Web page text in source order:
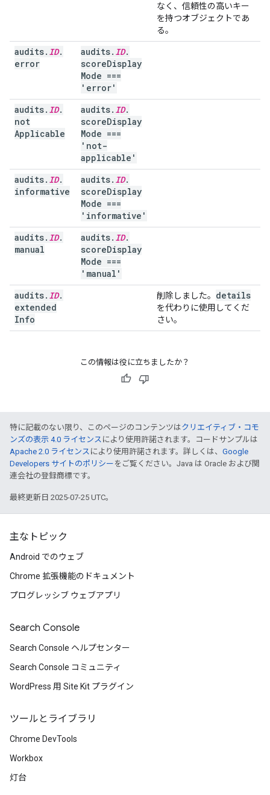
なく、信頼性の高いキー
を持つオブジェクトであ
る。
audits. ID.
error
audits. ID.
scoreDisplay
Mode ===
'error'
audits. ID.
not
Applicable
audits. ID.
scoreDisplay
Mode ===
'not-
applicable'
audits. ID.
informative
audits. ID.
scoreDisplay
Mode ===
'informative'
audits. ID.
manual
audits. ID.
scoreDisplay
Mode ===
'manual'
audits. ID.
extended
Info
削除しました。 details
を代わりに使用してくだ
さい。
この情報は役に立ちましたか？
特に記載のない限り、このページのコンテンツはクリエイティブ・コモ
ンズの表示 4.0 ライセンス により使用許諾されます。コードサンプルは
Apache 2.0 ライセンス により使用許諾されます。詳しくは、 Google
Developers サイトのポリシー をご覧ください。Java は Oracle および関
連会社の登録商標です。
最終更新日 2025-07-25 UTC。
主なトピック
Android でのウェブ
Chrome 拡張機能のドキュメント
プログレッシブ ウェブアプリ
Search Console
Search Console ヘルプセンター
Search Console コミュニティ
WordPress 用 Site Kit プラグイン
ツールとライブラリ
Chrome DevTools
Workbox
灯台